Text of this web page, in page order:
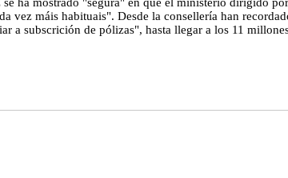
máis habituais". Desde la consellería han
subscrición de pólizas", hasta llegar a los 11